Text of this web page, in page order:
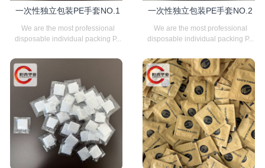
一次性独立包装PE手套NO.1
We are the most professional
disposable individual packing P...
一次性独立包装PE手套NO.2
We are the most professional
disposable individual packing P...